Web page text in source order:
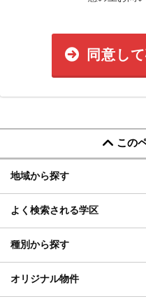
同意し
この
地域から探す
よく検索される学区
種別から探す
オリジナル物件